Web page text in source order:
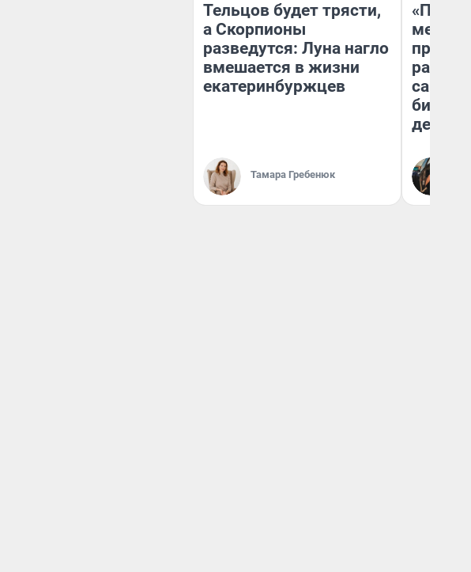
Тельцов будет трясти,
а Скорпионы
разведутся: Луна нагло
вмешается в жизни
екатеринбуржцев
Тамара Гребенюк
самом